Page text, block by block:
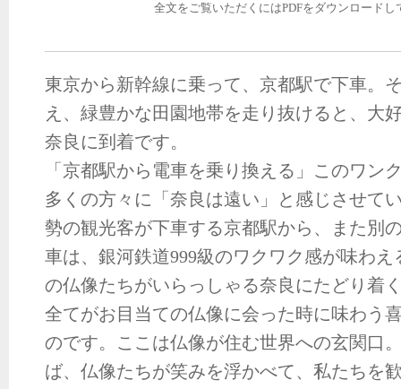
全文をご覧いただくにはPDFをダウンロードし
東京から新幹線に乗って、京都駅で下車。
え、緑豊かな田園地帯を走り抜けると、大
奈良に到着です。
「京都駅から電車を乗り換える」このワン
多くの方々に「奈良は遠い」と感じさせて
勢の観光客が下車する京都駅から、また別
車は、銀河鉄道999級のワクワク感が味わ
の仏像たちがいらっしゃる奈良にたどり着
全てがお目当ての仏像に会った時に味わう
のです。ここは仏像が住む世界への玄関口
ば、仏像たちが笑みを浮かべて、私たちを